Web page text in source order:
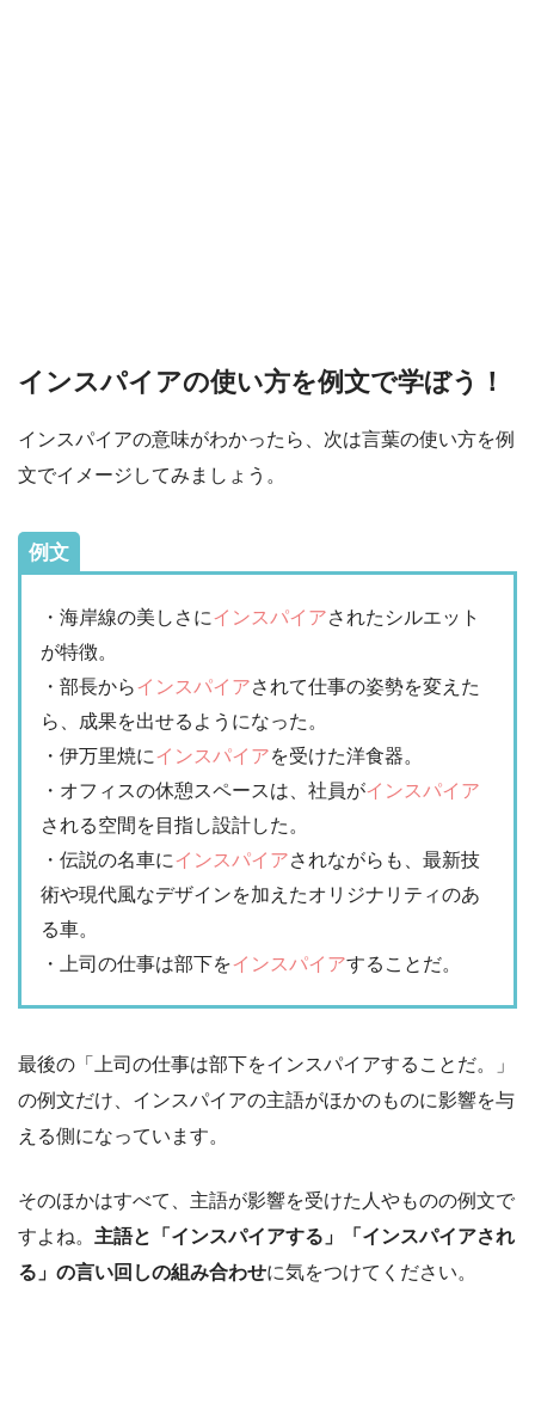
インスパイアの使い方を例文で学ぼう！
インスパイアの意味がわかったら、次は言葉の使い方を例
文でイメージしてみましょう。
例文
・海岸線の美しさにインスパイアされたシルエット
が特徴。
・部長からインスパイアされて仕事の姿勢を変えた
ら、成果を出せるようになった。
・伊万里焼にインスパイアを受けた洋食器。
・オフィスの休憩スペースは、社員がインスパイア
される空間を目指し設計した。
・伝説の名車にインスパイアされながらも、最新技
術や現代風なデザインを加えたオリジナリティのあ
る車。
・上司の仕事は部下をインスパイアすることだ。
最後の「上司の仕事は部下をインスパイアすることだ。」
の例文だけ、インスパイアの主語がほかのものに影響を与
える側になっています。
そのほかはすべて、主語が影響を受けた人やものの例文で
すよね。 主語と「インスパイアする」「インスパイアされ
る」の言い回しの組み合わせに気をつけてください。